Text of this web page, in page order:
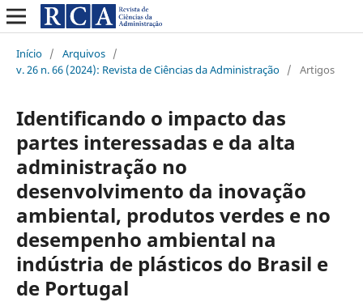
Início / Arquivos /
v. 26 n. 66 (2024): Revista de Ciências da Administração / Artigos
Identificando o impacto das
partes interessadas e da alta
administração no
desenvolvimento da inovação
ambiental, produtos verdes e no
desempenho ambiental na
indústria de plásticos do Brasil e
de Portugal